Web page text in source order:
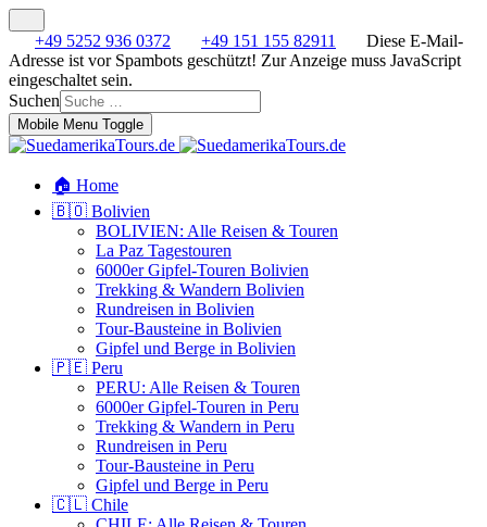
+49 5252 936 0372 +49 151 155 82911
Diese E-Mail-
Adresse ist vor Spambots geschützt! Zur Anzeige muss JavaScript
eingeschaltet sein.
Suchen
Mobile Menu Toggle
🏠 Home
🇧🇴 Bolivien
BOLIVIEN: Alle Reisen & Touren
La Paz Tagestouren
6000er Gipfel-Touren Bolivien
Trekking & Wandern Bolivien
Rundreisen in Bolivien
Tour-Bausteine in Bolivien
Gipfel und Berge in Bolivien
🇵🇪 Peru
PERU: Alle Reisen & Touren
6000er Gipfel-Touren in Peru
Trekking & Wandern in Peru
Rundreisen in Peru
Tour-Bausteine in Peru
Gipfel und Berge in Peru
🇨🇱 Chile